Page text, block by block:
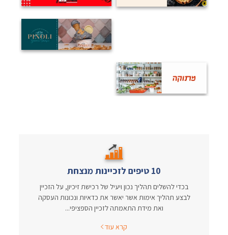
10 טיפים לזכיינות מנצחת
בכדי להשלים תהליך נכון ויעיל של רכישת זיכיון, על הזכיין
לבצע תהליך אימות אשר יאשר את כדאיות ונכונות העסקה
ואת מידת התאמתה לזכיין הספציפי...
קרא עוד